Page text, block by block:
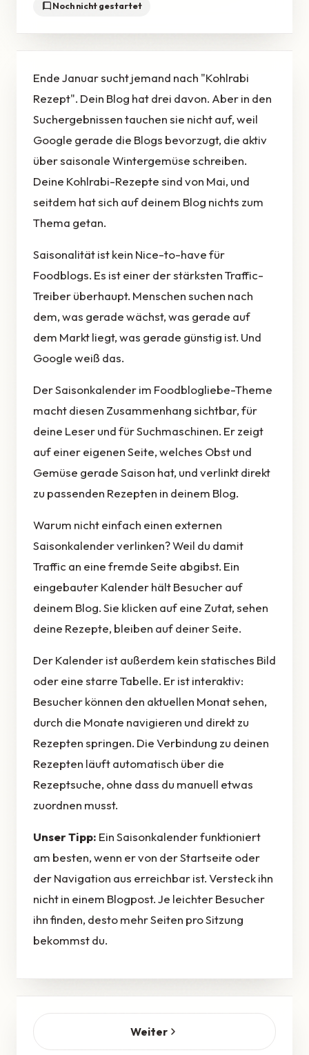
Noch nicht gestartet
Ende Januar sucht jemand nach "Kohlrabi
Rezept". Dein Blog hat drei davon. Aber in den
Suchergebnissen tauchen sie nicht auf, weil
Google gerade die Blogs bevorzugt, die aktiv
über saisonale Wintergemüse schreiben.
Deine Kohlrabi-Rezepte sind von Mai, und
seitdem hat sich auf deinem Blog nichts zum
Thema getan.
Saisonalität ist kein Nice-to-have für
Foodblogs. Es ist einer der stärksten Traffic-
Treiber überhaupt. Menschen suchen nach
dem, was gerade wächst, was gerade auf
dem Markt liegt, was gerade günstig ist. Und
Google weiß das.
Der Saisonkalender im Foodblogliebe-Theme
macht diesen Zusammenhang sichtbar, für
deine Leser und für Suchmaschinen. Er zeigt
auf einer eigenen Seite, welches Obst und
Gemüse gerade Saison hat, und verlinkt direkt
zu passenden Rezepten in deinem Blog.
Warum nicht einfach einen externen
Saisonkalender verlinken? Weil du damit
Traffic an eine fremde Seite abgibst. Ein
eingebauter Kalender hält Besucher auf
deinem Blog. Sie klicken auf eine Zutat, sehen
deine Rezepte, bleiben auf deiner Seite.
Der Kalender ist außerdem kein statisches Bild
oder eine starre Tabelle. Er ist interaktiv:
Besucher können den aktuellen Monat sehen,
durch die Monate navigieren und direkt zu
Rezepten springen. Die Verbindung zu deinen
Rezepten läuft automatisch über die
Rezeptsuche, ohne dass du manuell etwas
zuordnen musst.
Unser Tipp: Ein Saisonkalender funktioniert
am besten, wenn er von der Startseite oder
der Navigation aus erreichbar ist. Versteck ihn
nicht in einem Blogpost. Je leichter Besucher
ihn finden, desto mehr Seiten pro Sitzung
bekommst du.
Weiter